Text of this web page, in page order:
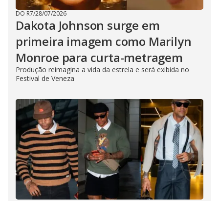
DO R7/28/07/2026
Dakota Johnson surge em
primeira imagem como Marilyn
Monroe para curta-metragem
Produção reimagina a vida da estrela e será exibida no
Festival de Veneza